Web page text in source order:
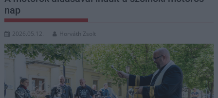
nap
2026.05.12. Horváth Zsolt